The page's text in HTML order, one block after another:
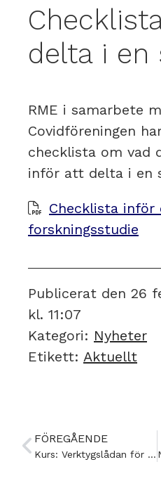
delta i en
RME i samarbete
Covidföreningen
checklista om vad
inför att delta i en
Checklista inför
forskningsstudie
Publicerat den 26
kl. 11:07
Kategori: Nyheter
Etikett: Aktuellt
FÖREGÅENDE
Kurs: Verktygslådan för dig som har en elev med ME – kommande kurstillfälle april 2025